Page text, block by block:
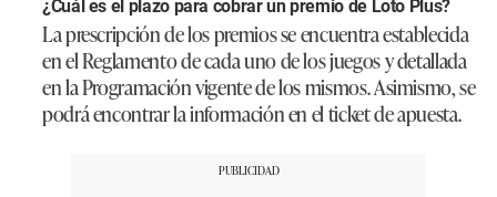
¿Cuál es el plazo para cobrar un premio de Loto Plus?
La prescripción de los premios se encuentra establecida
en el Reglamento de cada uno de los juegos y detallada
en la Programación vigente de los mismos. Asimismo, se
podrá encontrar la información en el ticket de apuesta.